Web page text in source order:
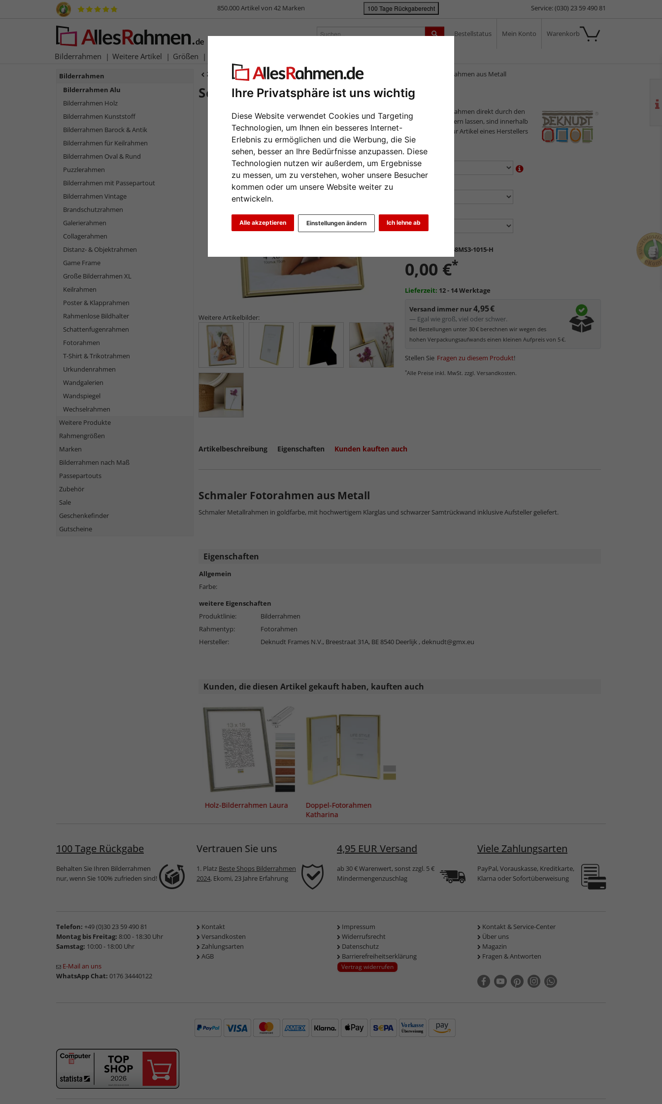
Ihre Privatsphäre ist uns wichtig
Diese Website verwendet Cookies und Targeting
Technologien, um Ihnen ein besseres Internet-
Erlebnis zu ermöglichen und die Werbung, die Sie
sehen, besser an Ihre Bedürfnisse anzupassen. Diese
Technologien nutzen wir außerdem, um Ergebnisse
zu messen, um zu verstehen, woher unsere Besucher
kommen oder um unsere Website weiter zu
entwickeln.
Alle akzeptieren Ich lehne ab
Einstellungen ändern
850.000 Artikel von 42 Marken 100 Tage Rückgaberecht Service: (030) 23 59 490 81
Bestellstatus Mein Konto Warenkorb
Bilderrahmen Weitere Artikel Größen
Zurück Bilderrahmen-Shop Bilderrahmen Bilderrahmen Alu Schmaler Fotorahmen aus Metall
Schmaler Fotorahmen aus Metall
Weitere Artikelbilder:
Da wir die Bilderrahmen direkt durch den
Hersteller ausliefern lassen, sind innerhalb
eines Auftrags nur Artikel eines Herstellers
möglich.
Format wählen:
Glasart wählen:
DEK-S58MS3-1015-H
0,00 €*
Lieferzeit: 12 - 14 Werktage
Versand immer nur4,95 €
— Egal wie groß, viel oder schwer.
Bei Bestellungen unter 30 € berechnen wir wegen des
hohen Verpackungsaufwands einen kleinen Aufpreis von 5 €.
Stellen Sie Fragen zu diesem Produkt!
*Alle Preise inkl. MwSt. zzgl. Versandkosten.
Artikelbeschreibung Eigenschaften Kunden kauften auch
Schmaler Fotorahmen aus Metall
Schmaler Metallrahmen in goldfarbe, mit hochwertigem Klarglas und schwarzer Samtrückwand inklusive Aufsteller geliefert.
Eigenschaften
Allgemein
Farbe:
weitere Eigenschaften
Produktlinie:
Bilderrahmen
Rahmentyp:
Fotorahmen
Hersteller:
Deknudt Frames N.V., Breestraat 31A, BE 8540 Deerlijk , deknudt@gmx.eu
Kunden, die diesen Artikel gekauft haben, kauften auch
Holz-Bilderrahmen Laura
Doppel-Fotorahmen
Katharina
Bilderrahmen
Bilderrahmen Alu
Bilderrahmen Holz
Bilderrahmen Kunststoff
Bilderrahmen Barock & Antik
Bilderrahmen für Keilrahmen
Bilderrahmen Oval & Rund
Puzzlerahmen
Bilderrahmen mit Passepartout
Bilderrahmen Vintage
Brandschutzrahmen
Galerierahmen
Collagerahmen
Distanz- & Objektrahmen
Game Frame
Große Bilderrahmen XL
Keilrahmen
Poster & Klapprahmen
Rahmenlose Bildhalter
Schattenfugenrahmen
Fotorahmen
T-Shirt & Trikotrahmen
Urkundenrahmen
Wandgalerien
Wandspiegel
Wechselrahmen
Weitere Produkte
Rahmengrößen
Marken
Bilderrahmen nach Maß
Passepartouts
Zubehör
Sale
Geschenkefinder
Gutscheine
100 Tage Rückgabe
Behalten Sie Ihren Bilderrahmen
nur, wenn Sie 100% zufrieden sind!
Vertrauen Sie uns
1. Platz Beste Shops Bilderrahmen
2024, Ekomi, 23 Jahre Erfahrung
4,95 EUR Versand
ab 30 € Warenwert, sonst zzgl. 5 €
Mindermengenzuschlag
Viele Zahlungsarten
PayPal, Vorauskasse, Kreditkarte,
Klarna oder Sofortüberweisung
Telefon: +49 (0)30 23 59 490 81
Montag bis Freitag: 8:00 - 18:30 Uhr
Samstag: 10:00 - 18:00 Uhr
E-Mail an uns
WhatsApp Chat: 0176 34440122
Kontakt
Versandkosten
Zahlungsarten
AGB
Impressum
Widerrufsrecht
Datenschutz
Barrierefreiheitserklärung
Vertrag widerrufen
Kontakt & Service-Center
Über uns
Magazin
Fragen & Antworten